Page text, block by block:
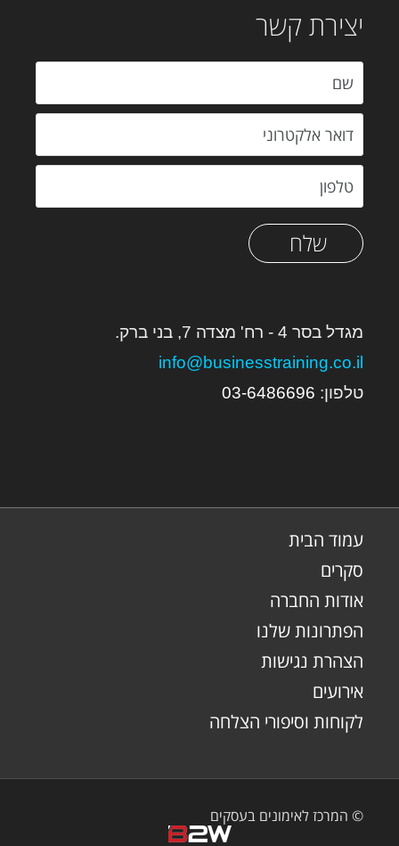
יצירת קשר
שלח
מגדל בסר 4 - רח' מצדה 7, בני ברק.
info@businesstraining.co.il
טלפון:
03-6486696
עמוד הבית
סקרים
אודות החברה
הפתרונות שלנו
הצהרת נגישות
אירועים
לקוחות וסיפורי הצלחה
© המרכז לאימונים בעסקים
B2W